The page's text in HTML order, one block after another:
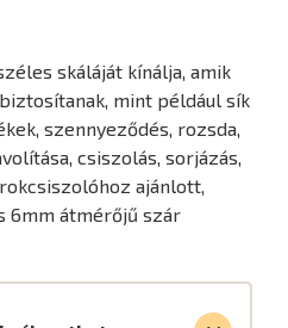
skáláját kínálja, amik
mint például sík
szennyeződés, rozsda,
csiszolás, sorjázás,
ajánlott,
6mm átmérőjű szár